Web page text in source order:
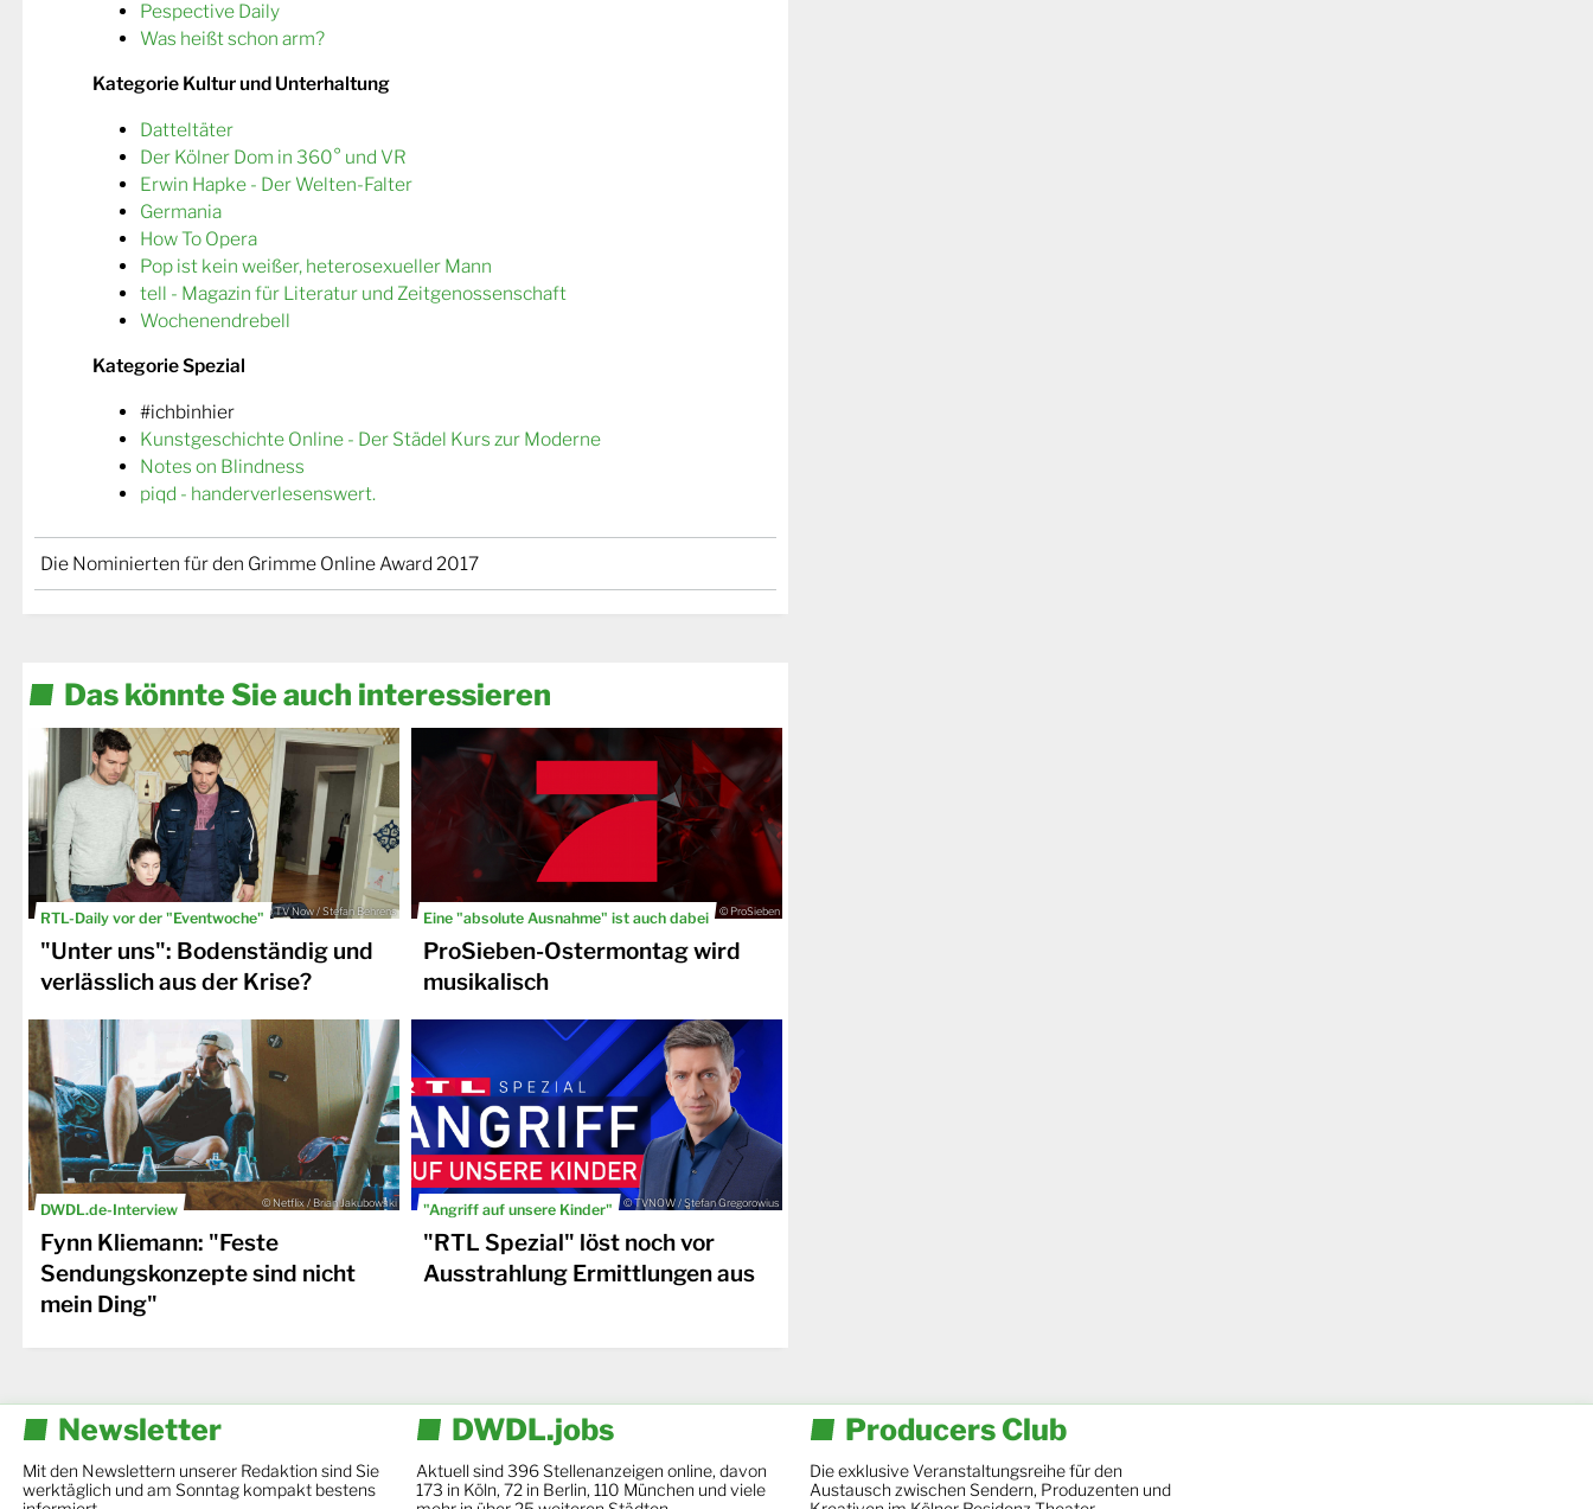
Pespective Daily
Was heißt schon arm?
Kategorie Kultur und Unterhaltung
Datteltäter
Der Kölner Dom in 360° und VR
Erwin Hapke - Der Welten-Falter
Germania
How To Opera
Pop ist kein weißer, heterosexueller Mann
tell - Magazin für Literatur und Zeitgenossenschaft
Wochenendrebell
Kategorie Spezial
#ichbinhier
Kunstgeschichte Online - Der Städel Kurs zur Moderne
Notes on Blindness
piqd - handerverlesenswert.
Die Nominierten für den Grimme Online Award 2017
Das könnte Sie auch interessieren
RTL-Daily vor der "Eventwoche" © TV Now / Stefan Behrens
"Unter uns": Bodenständig und
verlässlich aus der Krise?
Eine "absolute Ausnahme" ist auch dabei © ProSieben
ProSieben-Ostermontag wird
musikalisch
DWDL.de-Interview © Netflix / Brian Jakubowski
Fynn Kliemann: "Feste
Sendungskonzepte sind nicht
mein Ding"
"Angriff auf unsere Kinder" © TVNOW / Stefan Gregorowius
"RTL Spezial" löst noch vor
Ausstrahlung Ermittlungen aus
Newsletter
Mit den Newslettern unserer Redaktion sind Sie
werktäglich und am Sonntag kompakt bestens
DWDL.jobs
Aktuell sind 396 Stellenanzeigen online, davon
173 in Köln, 72 in Berlin, 110 München und viele
Producers Club
Die exklusive Veranstaltungsreihe für den
Austausch zwischen Sendern, Produzenten und